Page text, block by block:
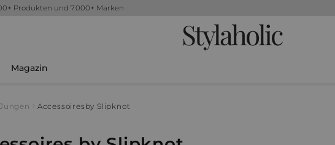
Produkten und 7.000+ Marken
Stylaholic
Magazin
Jungen Accessoiresby Slipknot